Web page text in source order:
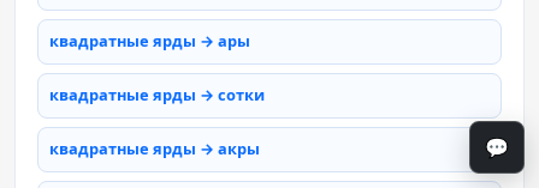
квадратные ярды → ары
квадратные ярды → сотки
квадратные ярды → акры 💬